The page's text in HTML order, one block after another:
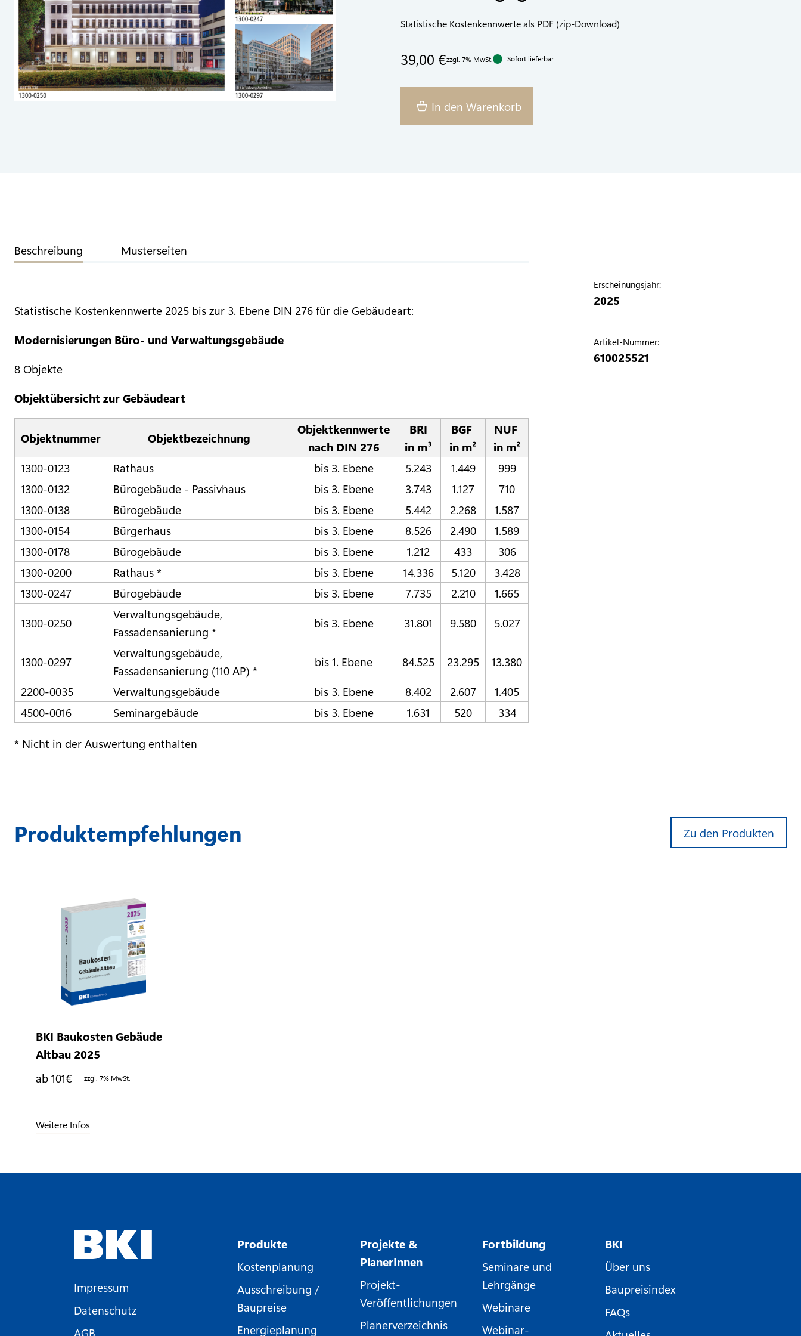
Statistische Kostenkennwerte als PDF (zip-Download)
39,00 €zzgl. 7% MwSt. Sofort lieferbar
In den Warenkorb
Erscheinungsjahr:
2025
Artikel-Nummer:
610025521
Beschreibung Musterseiten
Statistische Kostenkennwerte 2025 bis zur 3. Ebene DIN 276 für die Gebäudeart:
Modernisierungen Büro- und Verwaltungsgebäude
8 Objekte
Objektübersicht zur Gebäudeart
Objektnummer Objektbezeichnung
Objektkennwerte
nach DIN 276
BRI
in m³
BGF
in m²
NUF
in m²
1300-0123
Rathaus bis 3. Ebene 5.243 1.449
999
1300-0132
Bürogebäude - Passivhaus bis 3. Ebene 3.743 1.127
710
1300-0138
Bürogebäude bis 3. Ebene 5.442 2.268
1.587
1300-0154
Bürgerhaus bis 3. Ebene 8.526 2.490
1.589
1300-0178
Bürogebäude bis 3. Ebene 1.212 433
306
1300-0200
Rathaus * bis 3. Ebene 14.336 5.120
3.428
1300-0247
Bürogebäude bis 3. Ebene 7.735 2.210
1.665
1300-0250
Verwaltungsgebäude,
Fassadensanierung *
bis 3. Ebene 31.801 9.580 5.027
1300-0297
Verwaltungsgebäude,
Fassadensanierung (110 AP) *
bis 1. Ebene 84.525 23.295
13.380
2200-0035
Verwaltungsgebäude bis 3. Ebene 8.402 2.607
1.405
4500-0016
Seminargebäude bis 3. Ebene 1.631 520
334
* Nicht in der Auswertung enthalten
Produktempfehlungen Zu den Produkten
BKI Baukosten Gebäude
Altbau 2025
ab 101€ zzgl. 7% MwSt.
Weitere Infos
Impressum
Datenschutz
AGB
Produkte
Kostenplanung
Ausschreibung /
Baupreise
Energieplanung
Projekte &
PlanerInnen
Projekt-
Veröffentlichungen
Planerverzeichnis
Fortbildung
Seminare und
Lehrgänge
Webinare
Webinar-
BKI
Über uns
Baupreisindex
FAQs